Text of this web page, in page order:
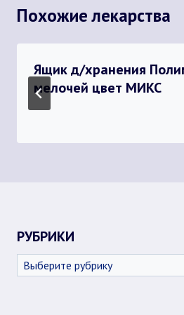
Похожие лекарства
Ящик д/хранения
мелочей цвет МИКС
РУБРИКИ
Рубрики